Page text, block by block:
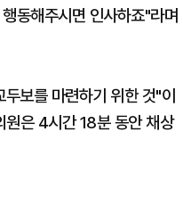
동해주시면 인사하죠"라며
보를 마련하기 위한 것"이
원은 4시간 18분 동안 채상